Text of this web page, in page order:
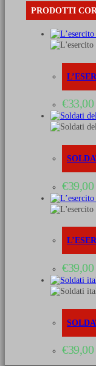
1796-
1815
quantità
PRODOTTI
€33,00
€39,00
€39,00
€39,00